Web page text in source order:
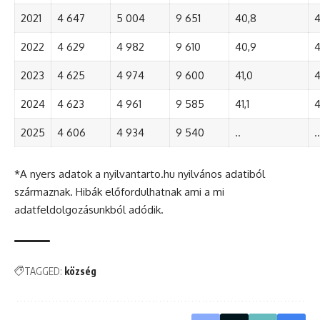
2021 4 647 5 004 9 651 40,8
2022 4 629 4 982 9 610 40,9
2023 4 625 4 974 9 600 41,0
2024 4 623 4 961 9 585 41,1
2025 4 606 4 934 9 540 .. ..
*A nyers adatok a nyilvantarto.hu nyilvános adatiból
származnak. Hibák előfordulhatnak ami a mi
adatfeldolgozásunkból adódik.
TAGGED: község